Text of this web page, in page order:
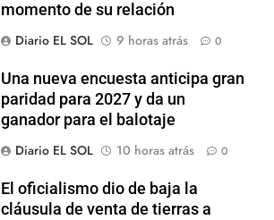
momento de su relación
Diario EL SOL
9 horas atrás 0
Una nueva encuesta anticipa gran
paridad para 2027 y da un
ganador para el balotaje
Diario EL SOL
10 horas atrás 0
El oficialismo dio de baja la
cláusula de venta de tierras a